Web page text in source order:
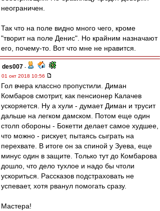
неограничен.
Так что на поле видно много чего, кроме
"творит на поле Денис". Но крайним назначают
его, почему-то. Вот что мне не нравится.
des007 -
01 окт 2018 10:56
Гол вчера классно пропустили. Диман
Комбаров смотрит, как пенсионер Калачев
ускоряется. Ну а хули - думает Диман и трусит
дальше на легком дамском. Потом еще один
столп обороны - Бокетти делает самое худшее,
что можно - рискует, пытаясь сыграть на
перехвате. В итоге он за спиной у Зуева, еще
минус один в защите. Только тут до Комбарова
дошло, что дело тухлое и надо бы чтоли
ускориться. Рассказов подстраховать не
успевает, хотя рванул помогать сразу.
Мастера!